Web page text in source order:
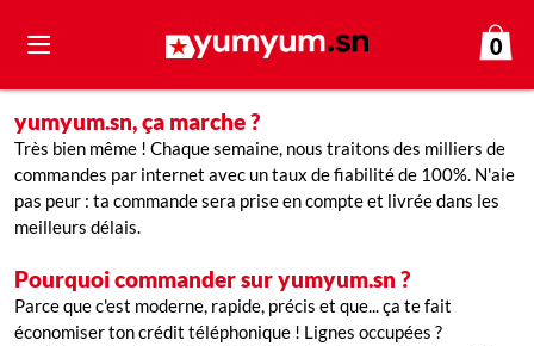
0
yumyum.sn, ça marche ?
Très bien même ! Chaque semaine, nous traitons des milliers de
commandes par internet avec un taux de fiabilité de 100%. N'aie
pas peur : ta commande sera prise en compte et livrée dans les
meilleurs délais.
Pourquoi commander sur yumyum.sn ?
Parce que c'est moderne, rapide, précis et que... ça te fait
économiser ton crédit téléphonique ! Lignes occupées ?